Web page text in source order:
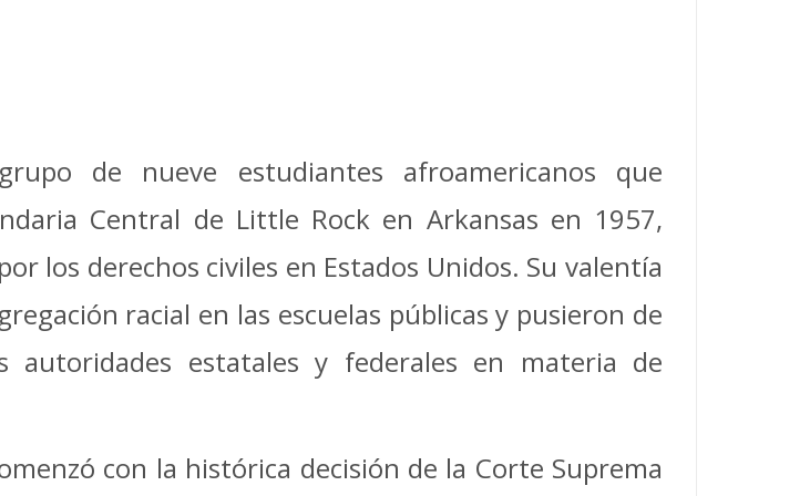
de nueve estudiantes afroamericanos que
Central de Little Rock en Arkansas en 1957,
los derechos civiles en Estados Unidos. Su valentía
racial en las escuelas públicas y pusieron de
autoridades estatales y federales en materia de
con la histórica decisión de la Corte Suprema